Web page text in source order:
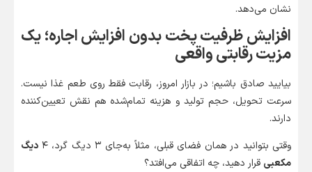
نشان می‌دهد.
افزایش ظرفیت پخت بدون افزایش اجاره؛ یک
مزیت رقابتی واقعی
بیایید صادق باشیم؛ در بازار امروز، رقابت فقط روی طعم غذا نیست.
سرعت تحویل، حجم تولید و هزینه تمام‌شده هم نقش تعیین‌کننده
دارند.
وقتی بتوانید در همان فضای قبلی، مثلاً به‌جای ۳ دیگ گرد، ۴
دیگ
مکعبی قرار دهید، چه اتفاقی می‌افتد؟